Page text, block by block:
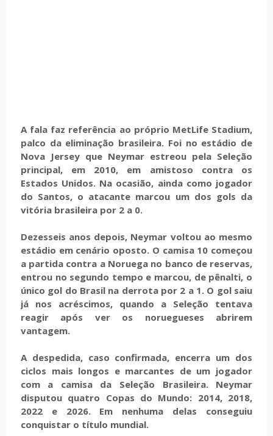
A fala faz referência ao próprio MetLife Stadium,
palco da eliminação brasileira. Foi no estádio de
Nova Jersey que Neymar estreou pela Seleção
principal, em 2010, em amistoso contra os
Estados Unidos. Na ocasião, ainda como jogador
do Santos, o atacante marcou um dos gols da
vitória brasileira por 2 a 0.
Dezesseis anos depois, Neymar voltou ao mesmo
estádio em cenário oposto. O camisa 10 começou
a partida contra a Noruega no banco de reservas,
entrou no segundo tempo e marcou, de pênalti, o
único gol do Brasil na derrota por 2 a 1. O gol saiu
já nos acréscimos, quando a Seleção tentava
reagir após ver os noruegueses abrirem
vantagem.
A despedida, caso confirmada, encerra um dos
ciclos mais longos e marcantes de um jogador
com a camisa da Seleção Brasileira. Neymar
disputou quatro Copas do Mundo: 2014, 2018,
2022 e 2026. Em nenhuma delas conseguiu
conquistar o título mundial.